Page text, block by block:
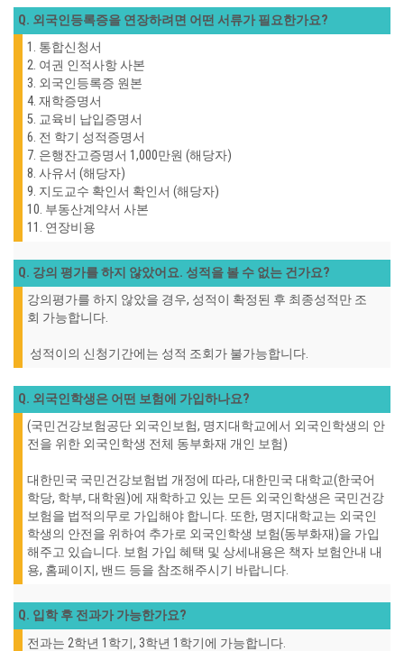
Q. 외국인등록증을 연장하려면 어떤 서류가 필요한가요?
1. 통합신청서
2. 여권 인적사항 사본
3. 외국인등록증 원본
4. 재학증명서
5. 교육비 납입증명서
6. 전 학기 성적증명서
7. 은행잔고증명서 1,000만원 (해당자)
8. 사유서 (해당자)
9. 지도교수 확인서 확인서 (해당자)
10. 부동산계약서 사본
11. 연장비용
Q. 강의 평가를 하지 않았어요. 성적을 볼 수 없는 건가요?
강의평가를 하지 않았을 경우, 성적이 확정된 후 최종성적만 조
회 가능합니다.
성적이의 신청기간에는 성적 조회가 불가능합니다.
Q. 외국인학생은 어떤 보험에 가입하나요?
(국민건강보험공단 외국인보험, 명지대학교에서 외국인학생의 안
전을 위한 외국인학생 전체 동부화재 개인 보험)
대한민국 국민건강보험법 개정에 따라, 대한민국 대학교(한국어
학당, 학부, 대학원)에 재학하고 있는 모든 외국인학생은 국민건강
보험을 법적의무로 가입해야 합니다. 또한, 명지대학교는 외국인
학생의 안전을 위하여 추가로 외국인학생 보험(동부화재)을 가입
해주고 있습니다. 보험 가입 혜택 및 상세내용은 책자 보험안내 내
용, 홈페이지, 밴드 등을 참조해주시기 바랍니다.
Q. 입학 후 전과가 가능한가요?
전과는 2학년 1학기, 3학년 1학기에 가능합니다.